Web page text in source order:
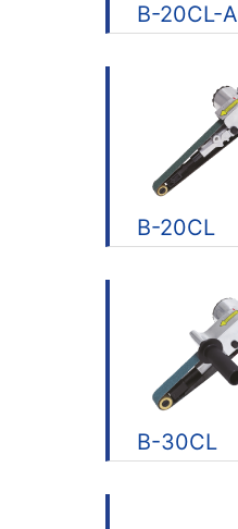
B-20CL-A
B-20CL
B-30CL